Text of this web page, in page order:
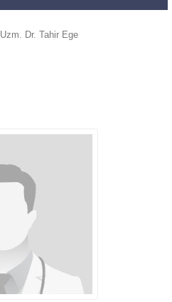
Uzm. Dr. Tahir Ege